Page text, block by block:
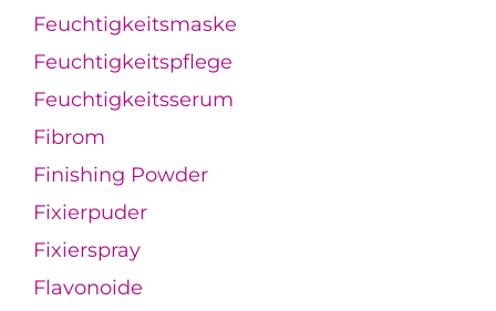
Feuchtigkeitsmaske
Feuchtigkeitspflege
Feuchtigkeitsserum
Fibrom
Finishing Powder
Fixierpuder
Fixierspray
Flavonoide